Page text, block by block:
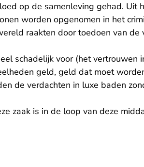
op de samenleving gehad. Uit
worden opgenomen in het
raakten door toedoen van
schadelijk voor (het vertrouwen
geld, geld dat moet
de verdachten in luxe baden
zaak is in de loop van deze